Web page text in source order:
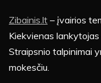
Zibainis.lt – įvairios
Kiekvienas
Straipsnio talpinimai
mokesčiu.